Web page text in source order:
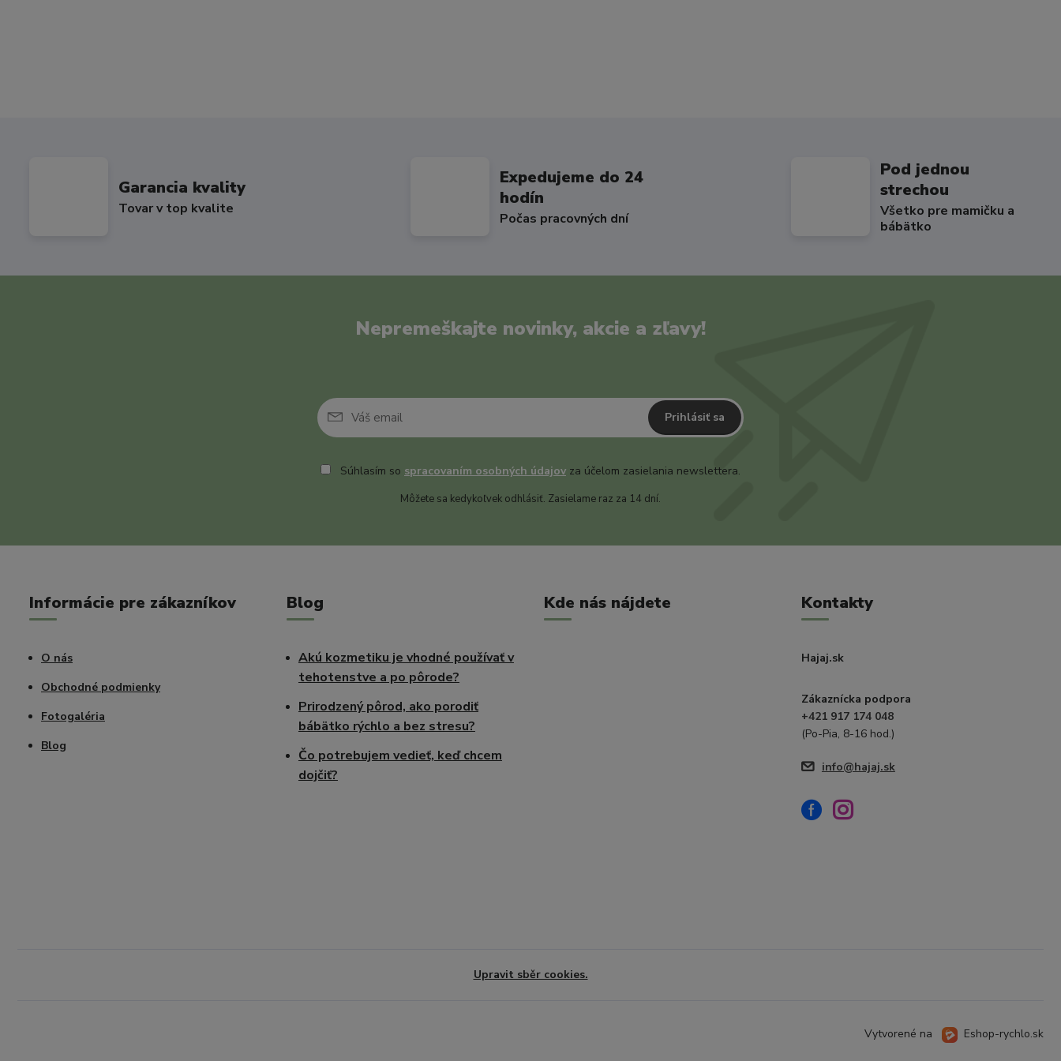
Garancia kvality
Tovar v top kvalite
Expedujeme do 24
hodín
Počas pracovných dní
Pod jednou
strechou
Všetko pre mamičku a
bábätko
Nepremeškajte novinky, akcie a zľavy!
Prihlásiť sa
Súhlasím so spracovaním osobných údajov za účelom zasielania newslettera.
Môžete sa kedykoľvek odhlásiť. Zasielame raz za 14 dní.
Informácie pre zákazníkov
O nás
Obchodné podmienky
Fotogaléria
Blog
Blog
Akú kozmetiku je vhodné používať v
tehotenstve a po pôrode?
Prirodzený pôrod, ako porodiť
bábätko rýchlo a bez stresu?
Čo potrebujem vedieť, keď chcem
dojčiť?
Kde nás nájdete Kontakty
Hajaj.sk
Zákaznícka podpora
+421 917 174 048
(Po-Pia, 8-16 hod.)
info@hajaj.sk
Upravit sběr cookies.
Vytvorené na Eshop-rychlo.sk